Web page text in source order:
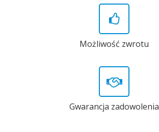
Możliwość zwrotu
Gwarancja zadowolenia